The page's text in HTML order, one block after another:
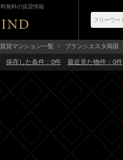
無料の賃貸情報
貸マンション一覧 ブランシエスタ両国
保存した条件： 0件 最近見た物件： 0件